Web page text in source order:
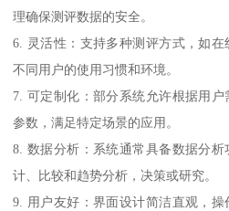
理确保测评数据的安全。
6. 灵活性：支持多种测评方式，如
不同用户的使用习惯和环境。
7. 可定制化：部分系统允许根据用
参数，满足特定场景的应用。
8. 数据分析：系统通常具备数据分
计、比较和趋势分析，决策或研究。
9. 用户友好：界面设计简洁直观，